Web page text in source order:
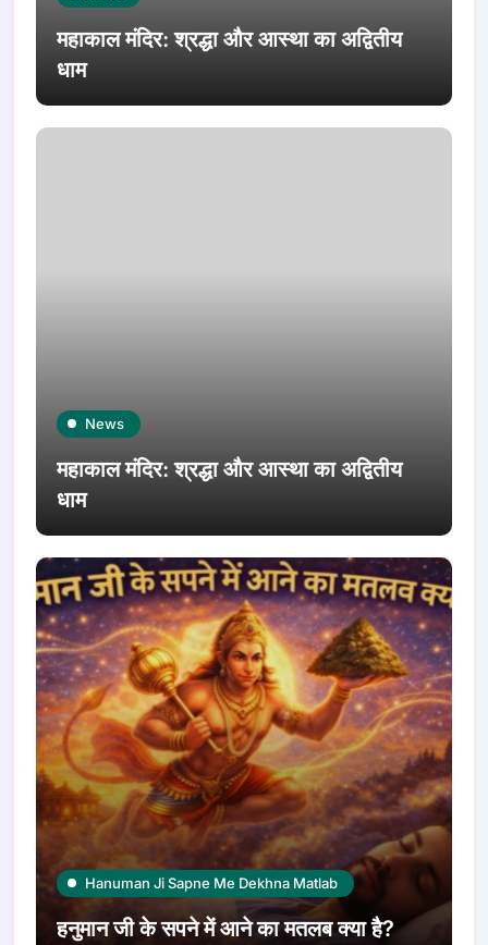
महाकाल मंदिर: श्रद्धा और आस्था का अद्वितीय
धाम
News
महाकाल मंदिर: श्रद्धा और आस्था का अद्वितीय
धाम
Hanuman Ji Sapne Me Dekhna Matlab
हनुमान जी के सपने में आने का मतलब क्या है?